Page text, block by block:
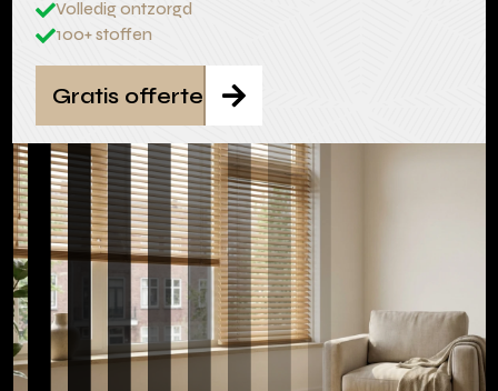
Volledig ontzorgd
100+ stoffen

Gratis offerte